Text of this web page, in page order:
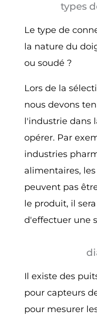
types
Le type de
la nature du
ou soudé ?
Lors de la
nous devons
l'industrie dans
opérer. Par
industries
alimentaires,
peuvent pas
le produit, il
d'effectuer une
Il existe des
pour capteurs
pour mesurer